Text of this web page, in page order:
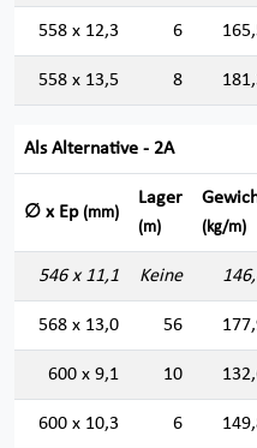
558 x 12,3 6
558 x 13,5 8
Als Alternative - 2A
∅ x Ep (mm)
Lager
(m) (kg/m)
546 x 11,1 Keine
568 x 13,0 56
600 x 9,1 10
600 x 10,3 6